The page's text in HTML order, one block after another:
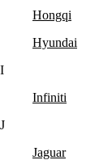
Hongqi
Hyundai
I
Infiniti
J
Jaguar